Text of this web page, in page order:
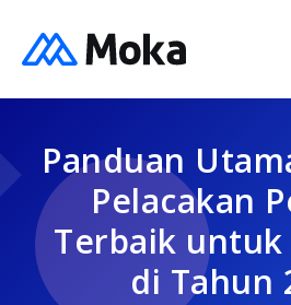
Panduan
Pelacakan
Terbaik
di Tahun